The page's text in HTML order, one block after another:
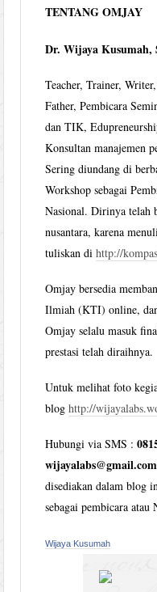
TENTANG OMJAY
Dr. Wijaya Kusumah,
Teacher, Trainer,
Father, Pembicara
dan TIK,
Konsultan manajemen
Sering diundang di
Workshop sebagai
Nasional. Dirinya telah
nusantara, karena
tuliskan dihttp://
Omjay bersedia
Ilmiah (KTI) online,
Omjay selalu masuk
prestasi telah diraihnya.
Untuk melihat foto
bloghttp://
Hubungi via SMS :
wijayalabs@gmail.com
disediakan dalam blog
sebagai pembicara atau
Wijaya Kusumah